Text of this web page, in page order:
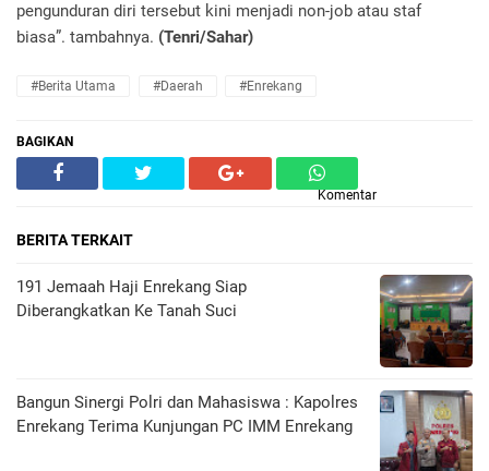
pengunduran diri tersebut kini menjadi non-job atau staf
biasa”. tambahnya. (Tenri/Sahar)
#Berita Utama #Daerah #enrekang
BAGIKAN
Komentar
BERITA TERKAIT
191 Jemaah Haji Enrekang Siap
Diberangkatkan Ke Tanah Suci
Bangun Sinergi Polri dan Mahasiswa : Kapolres
Enrekang Terima Kunjungan PC IMM Enrekang